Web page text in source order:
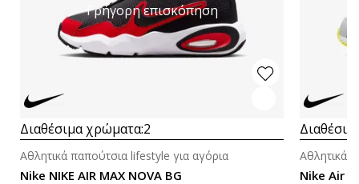
Γρήγορη επισκόπηση
Διαθέσιμα χρώματα:2
Nike NIKE AIR MAX NOVA BG
Αθλητικά παπούτσια lifestyle για αγόρια
Nike Air
Αθλητικά